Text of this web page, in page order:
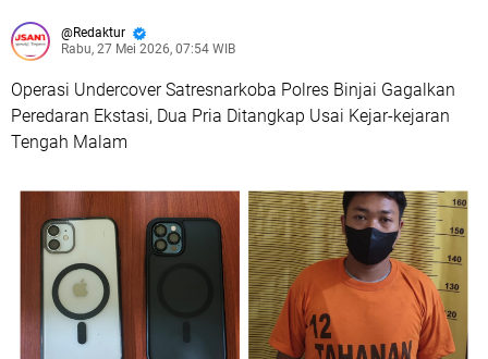
Redaktur
Rabu, 27 Mei 2026, 07:54 WIB
Operasi Undercover Satresnarkoba Polres Binjai Gagalkan
Peredaran Ekstasi, Dua Pria Ditangkap Usai Kejar-kejaran
Tengah Malam